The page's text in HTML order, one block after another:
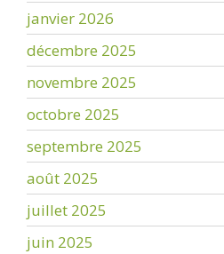
janvier 2026
décembre 2025
novembre 2025
octobre 2025
septembre 2025
août 2025
juillet 2025
juin 2025